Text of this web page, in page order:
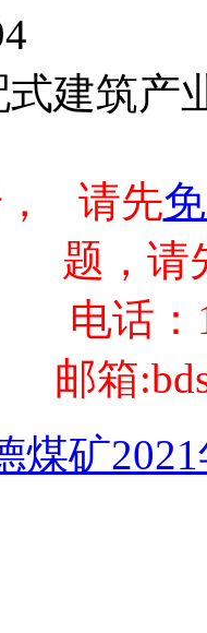
建筑产
， 请先
题，请
电话：
邮箱
煤矿